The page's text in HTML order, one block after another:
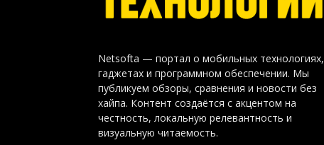
Netsofta — портал о мобильных технологиях,
гаджетах и программном обеспечении. Мы
публикуем обзоры, сравнения и новости без
хайпа. Контент создаётся с акцентом на
честность, локальную релевантность и
визуальную читаемость.